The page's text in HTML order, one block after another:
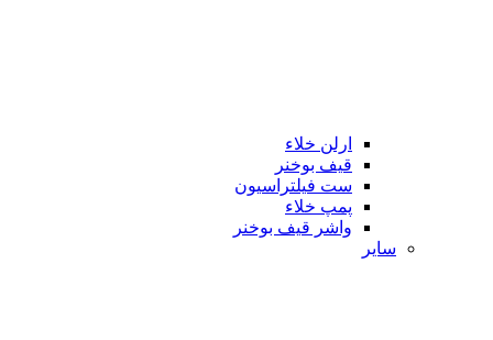
ارلن خلاء
قیف بوخنر
ست فیلتراسیون
پمپ خلاء
واشر قیف بوخنر
سایر